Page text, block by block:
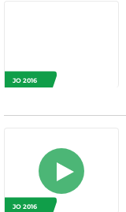
JO 2016
JO 2016